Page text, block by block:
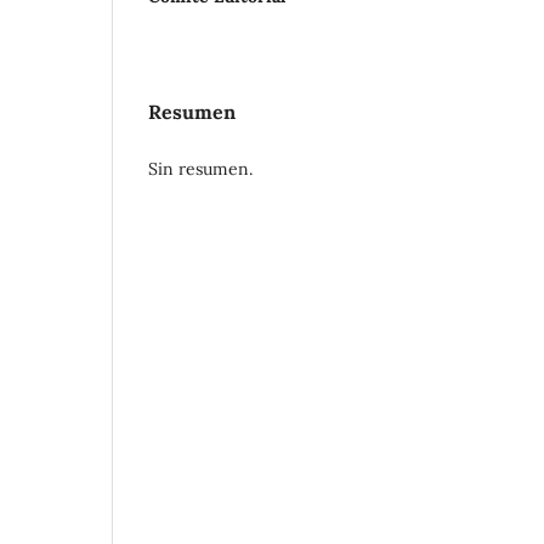
Resumen
Sin resumen.